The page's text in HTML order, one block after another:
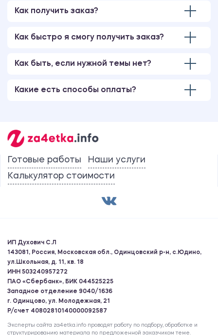
Как получить заказ?
Как быстро я смогу получить заказ?
Как быть, если нужной темы нет?
Какие есть способы оплаты?
Готовые работы
Наши услуги
Калькулятор стоимости
ИП Духович С.Л
143081, Россия, Московская обл., Одинцовский р-н, с.Юдино,
ул.Школьная, д. 11, кв. 18
ИНН 503240957272
ПАО «Сбербанк», БИК 044525225
Западное отделение 9040/1636
г. Одинцово, ул. Молодежная, 21
Р/счет 40802810140000092587
Эксперты сайта za4etka.info проводят работу по подбору, обработке и
структурированию материала по предложенной заказчиком теме.